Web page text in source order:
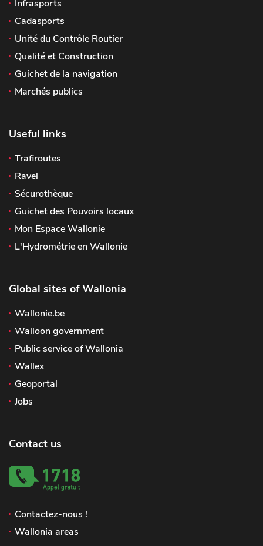
Infrasports
Cadasports
Unité du Contrôle Routier
Qualité et Construction
Guichet de la navigation
Marchés publics
Useful links
Trafiroutes
Ravel
Sécurothèque
Guichet des Pouvoirs locaux
Mon Espace Wallonie
L'Hydrométrie en Wallonie
Global sites of Wallonia
Wallonie.be
Walloon government
Public service of Wallonia
Wallex
Geoportal
Jobs
Contact us
Contactez-nous !
Wallonia areas